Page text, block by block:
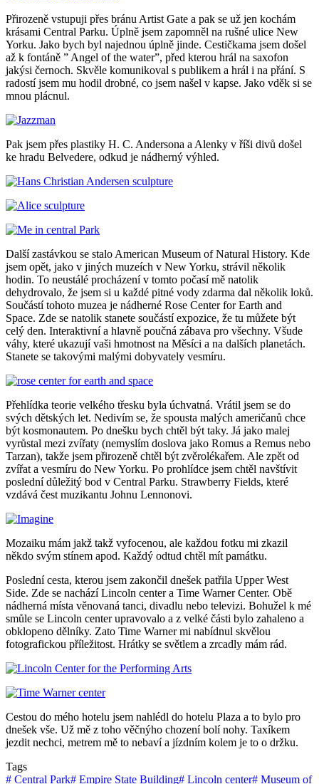
Přirozeně vstupuji přes bránu Artist Gate a pak se už jen kochám
krásami Central Parku. Úplně jsem zapomněl na rušné ulice New
Yorku. Jako bych byl najednou úplně jinde. Cestičkama jsem došel
až k fontáně ” Angel of the water”, před kterou hrál na saxofon
jakýsi černoch. Skvěle komunikoval s publikem a hrál i na přání. S
radostí jsem mu hodil drobné, co jsem našel v kapse. Jako vděk si se
mnou plácnul.
Pak jsem přes plastiky H. C. Andersona a Alenky v říši divů došel
ke hradu Belvedere, odkud je nádherný výhled.
Další zastávkou se stalo American Museum of Natural History. Kde
jsem opět, jako v jiných muzeích v New Yorku, strávil několik
hodin. To neustálé procházení v tomto počasí mě natolik
dehydrovalo, že jsem si u každé pitné vody zdarma dal několik loků.
Součástí tohoto muzea je nádherné Rose Center for Earth and
Space. Zde se natolik stanete součástí expozice, že tu můžete být
celý den. Interaktivní a hlavně poučná zábava pro všechny. Všude
váhy, které ukazují vaši hmotnost na Měsíci a na dalších planetách.
Stanete se takovými malými dobyvately vesmíru.
Přehlídka teorie velkého třesku byla úchvatná. Vrátil jsem se do
svých dětských let. Nedivím se, že spousta malých američanů chce
být kosmonautem. Po dnešku bych chtěl být taky. Já jako malej
vyrůstal mezi zvířaty (nemyslím doslova jako Romus a Remus nebo
Tarzan), takže jsem přirozeně chtěl být zvěrolékařem. Ale zpět od
zvířat a vesmíru do New Yorku. Po prohlídce jsem chtěl navštívit
poslední důležitý bod v Central Parku. Strawberry Fields, které
vzdává čest muzikantu Johnu Lennonovi.
Mozaiku mám jakž takž vyfocenou, ale každou fotku mi zkazil
někdo svým stínem apod. Každý odtud chtěl mít památku.
Poslední cesta, kterou jsem zakončil dnešek patřila Upper West
Side. Zde se nachází Lincoln center a Time Warner Center. Obě
nádherná místa věnovaná tanci, divadlu nebo televizi. Bohužel k mé
smůle se Lincoln center upravovalo a z velké části bylo zahaleno a
obklopeno dělníky. Zato Time Warner mi nabídnul skvělou
fotografickou příležitost. Hrátky se světlem a zrcadly mám rád.
Cestou do mého hotelu jsem nahlédl do hotelu Plaza a to bylo pro
dnešek vše. Už mě z toho věčnýho chození bolí nohy. Taxíkem
jezdit nechci, metrem mě to nebaví a jízdním kolem je to o držku.
Tags
# Central Park# Empire State Building# Lincoln center# Museum of